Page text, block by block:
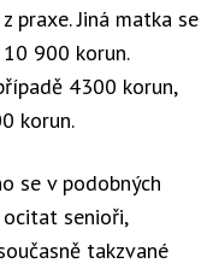
praxe. Jiná matka se
900 korun.
4300 korun,
korun.
se v podobných
senioři,
takzvané